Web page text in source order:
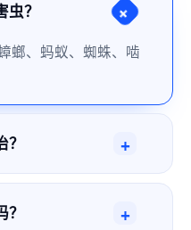
？ +
螂、蚂蚁、蜘蛛、啮
+
+